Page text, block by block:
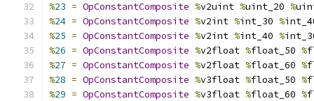
%23 = OpConstantComposite %v2uint %uint_20 %
%24 = OpConstantComposite %v2int %int_30 %
%25 = OpConstantComposite %v2int %int_40 %
%26 = OpConstantComposite %v2float %float_50 %
%27 = OpConstantComposite %v2float %float_60 %
%28 = OpConstantComposite %v3float %float_50 %
%29 = OpConstantComposite %v3float %float_60 %